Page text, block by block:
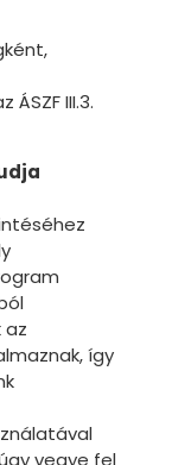
III.3.
az
így
vegye fel